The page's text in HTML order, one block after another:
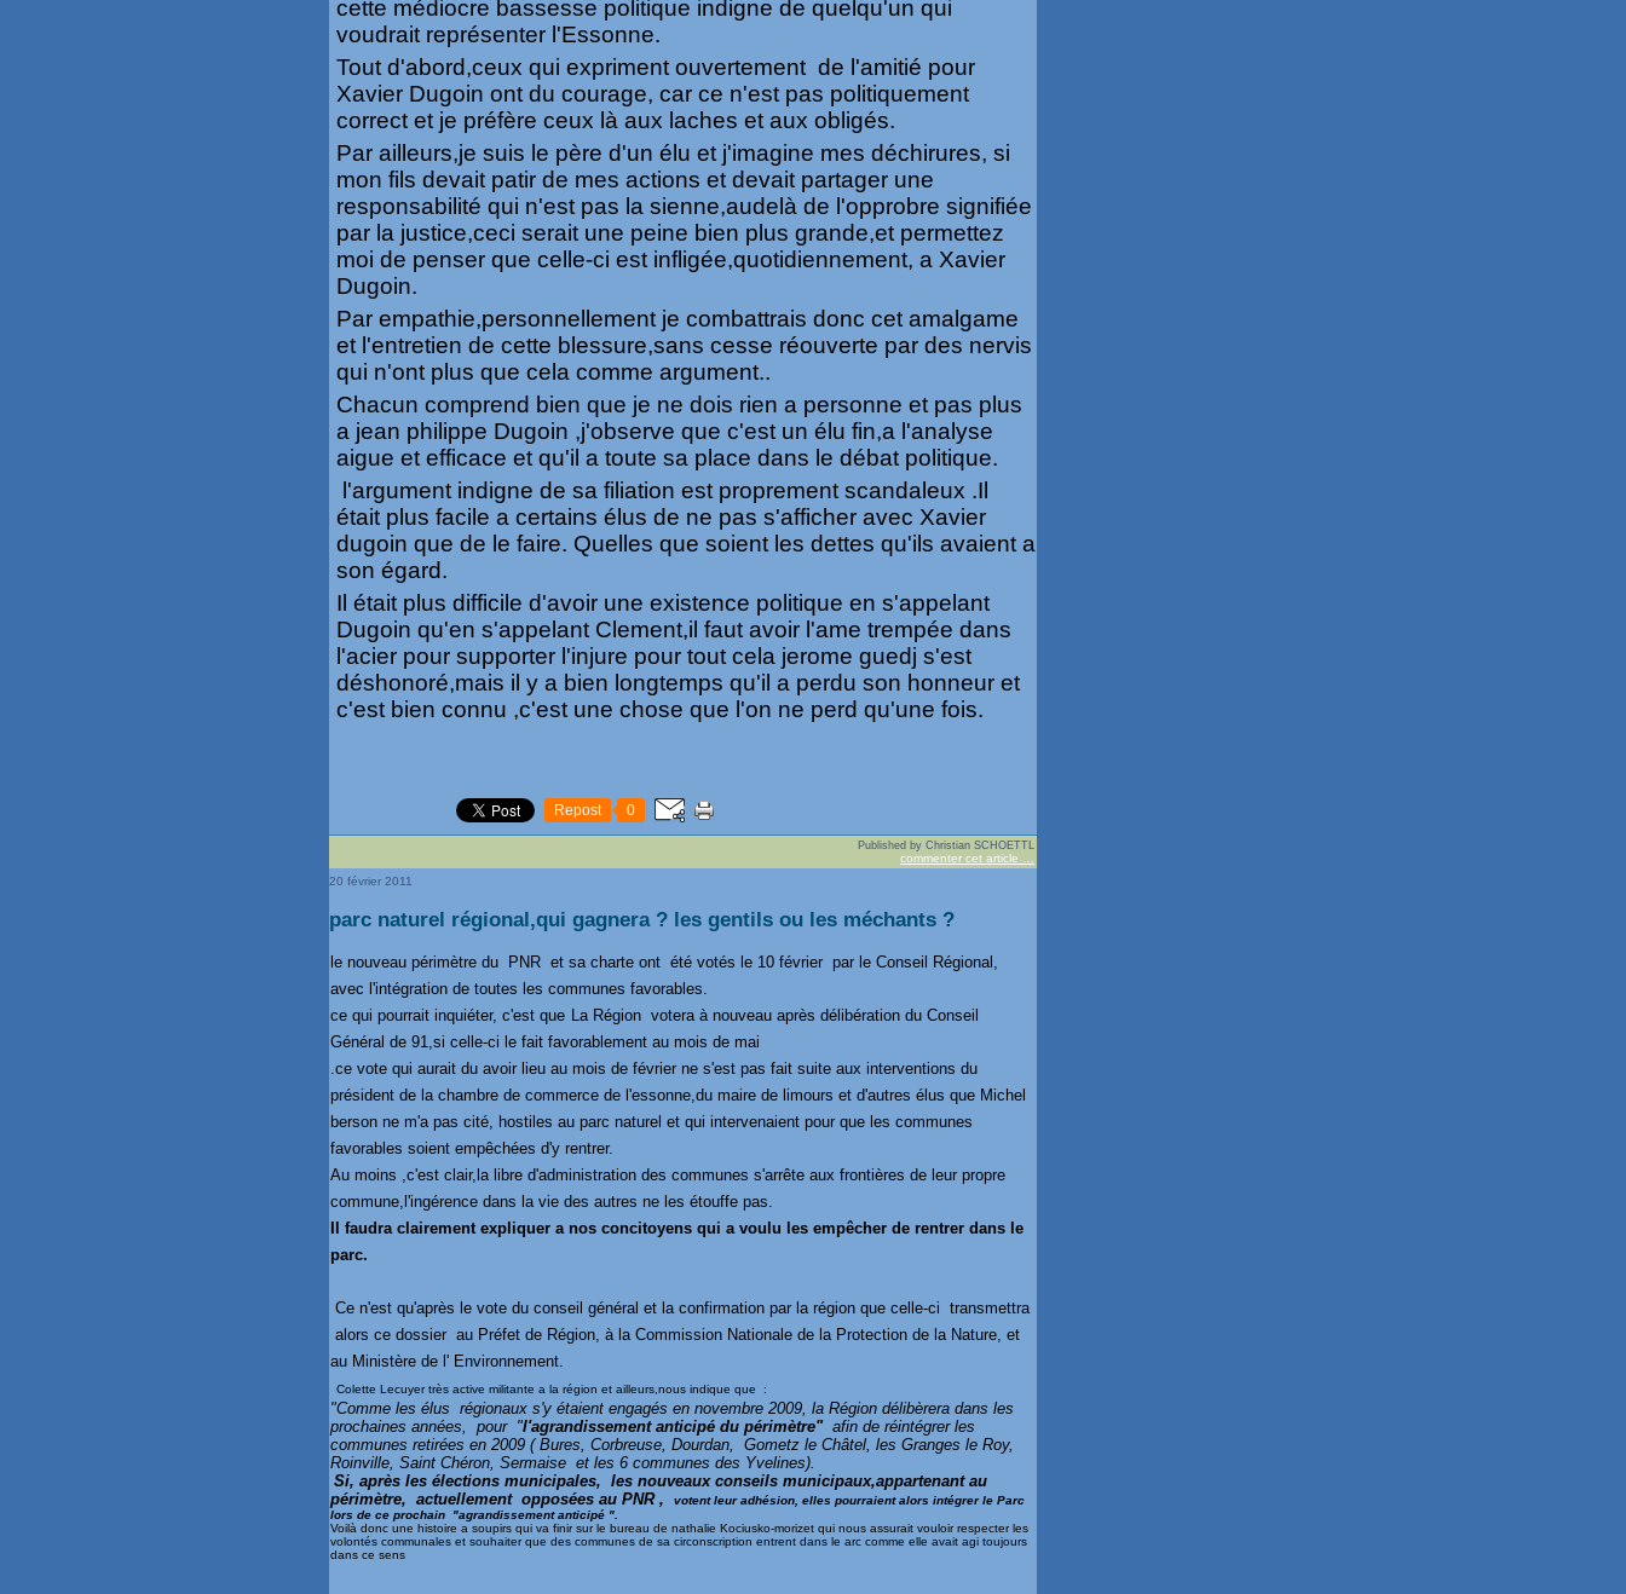
cette médiocre bassesse politique indigne de quelqu'un qui
voudrait représenter l'Essonne.
Tout d'abord,ceux qui expriment ouvertement de l'amitié pour
Xavier Dugoin ont du courage, car ce n'est pas politiquement
correct et je préfère ceux là aux laches et aux obligés.
Par ailleurs,je suis le père d'un élu et j'imagine mes déchirures, si
mon fils devait patir de mes actions et devait partager une
responsabilité qui n'est pas la sienne,audelà de l'opprobre signifiée
par la justice,ceci serait une peine bien plus grande,et permettez
moi de penser que celle-ci est infligée,quotidiennement, a Xavier
Dugoin.
Par empathie,personnellement je combattrais donc cet amalgame
et l'entretien de cette blessure,sans cesse réouverte par des nervis
qui n'ont plus que cela comme argument..
Chacun comprend bien que je ne dois rien a personne et pas plus
a jean philippe Dugoin ,j'observe que c'est un élu fin,a l'analyse
aigue et efficace et qu'il a toute sa place dans le débat politique.
l'argument indigne de sa filiation est proprement scandaleux .Il
était plus facile a certains élus de ne pas s'afficher avec Xavier
dugoin que de le faire. Quelles que soient les dettes qu'ils avaient a
son égard.
Il était plus difficile d'avoir une existence politique en s'appelant
Dugoin qu'en s'appelant Clement,il faut avoir l'ame trempée dans
l'acier pour supporter l'injure pour tout cela jerome guedj s'est
déshonoré,mais il y a bien longtemps qu'il a perdu son honneur et
c'est bien connu ,c'est une chose que l'on ne perd qu'une fois.
Repost 0
Published by Christian SCHOETTL
commenter cet article
20 février 2011
parc naturel régional,qui gagnera ? les gentils ou les méchants ?
le nouveau périmètre du PNR et sa charte ont été votés le 10 février par le Conseil Régional,
avec l'intégration de toutes les communes favorables.
ce qui pourrait inquiéter, c'est que La Région votera à nouveau après délibération du Conseil
Général de 91,si celle-ci le fait favorablement au mois de mai
.ce vote qui aurait du avoir lieu au mois de février ne s'est pas fait suite aux interventions du
président de la chambre de commerce de l'essonne,du maire de limours et d'autres élus que Michel
berson ne m'a pas cité, hostiles au parc naturel et qui intervenaient pour que les communes
favorables soient empêchées d'y rentrer.
Au moins ,c'est clair,la libre d'administration des communes s'arrête aux frontières de leur propre
commune,l'ingérence dans la vie des autres ne les étouffe pas.
Il faudra clairement expliquer a nos concitoyens qui a voulu les empêcher de rentrer dans le
parc.
Ce n'est qu'après le vote du conseil général et la confirmation par la région que celle-ci transmettra
alors ce dossier au Préfet de Région, à la Commission Nationale de la Protection de la Nature, et
au Ministère de l' Environnement
Colette Lecuyer très active militante a la région et ailleurs,nous indique que :
"Comme les élus régionaux s'y étaient engagés en novembre 2009, la Région délibèrera dans les
prochaines années, pour "l'agrandissement anticipé du périmètre"afin de réintégrer les
communes retirées en 2009 ( Bures, Corbreuse, Dourdan, Gometz le Châtel, les Granges le Roy,
Roinville, Saint Chéron, Sermaise et les 6 communes des Yvelines).
Si, après les élections municipales, les nouveaux conseils municipaux,appartenant au
périmètre, actuellement opposées au PNR ,
votent leur adhésion, elles pourraient alors intégrer le Parc
lors de ce prochain "agrandissement anticipé ".
Voilà donc une histoire a soupirs qui va finir sur le bureau de nathalie Kociusko-morizet qui nous assurait vouloir respecter les
volontés communales et souhaiter que des communes de sa circonscription entrent dans le arc comme elle avait agi toujours
dans ce sens